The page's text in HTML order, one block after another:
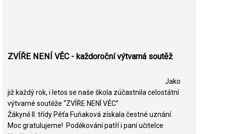
ZVÍŘE NENÍ VĚC - každoroční výtvarná soutěž
Jako
již každý rok, i letos se naše škola zúčastnila celostátní
výtvarné soutěže “ZVÍŘE NENÍ VĚC”
Žákyně II. třídy Péťa Fuňaková získala čestné uznání.
Moc gratulujeme! Poděkování patří i paní učitelce